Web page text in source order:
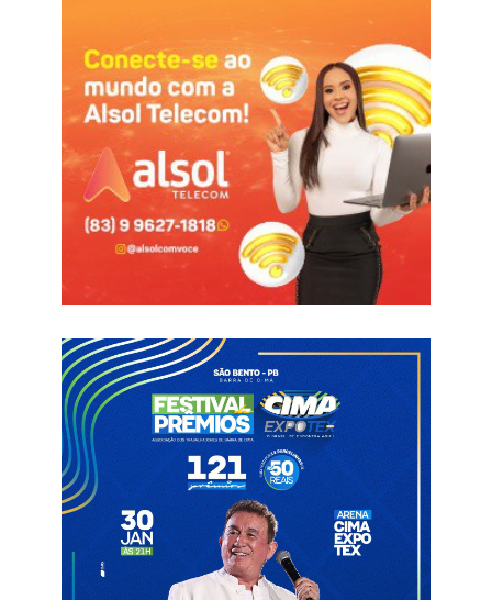
Catolé do Rocha Faleceu
Rosemere do Cartório